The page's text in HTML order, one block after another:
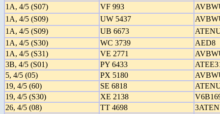
1A, 4/5 (S07)
VF 993
1A, 4/5 (S09)
UW 5437
1A, 4/5 (S09)
UB 6673
1A, 4/5 (S30)
WC 3739
AED8
1A, 4/5 (S31)
VE 2771
3B, 4/5 (S01)
PY 6433
5, 4/5 (05)
PX 5180
19, 4/5 (60)
SE 6818
19, 4/5 (S30)
XE 2138
26, 4/5 (08)
TT 4698